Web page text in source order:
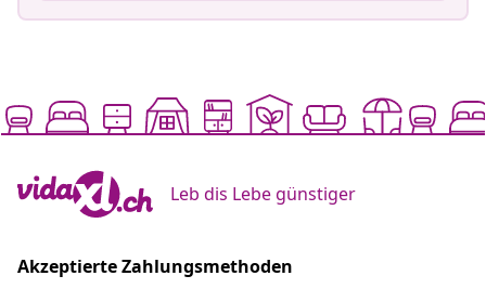
Leb dis Lebe günstiger
Akzeptierte Zahlungsmethoden